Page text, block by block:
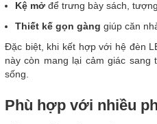
Kệ mở để trưng bày sách,
Thiết kế gọn gàng giúp căn
Đặc biệt, khi kết hợp với hệ đèn
này còn mang lại cảm giác sang
sống.
Phù hợp với nhiều